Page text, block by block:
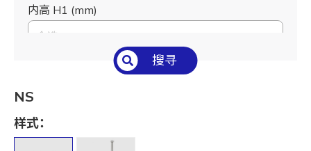
内高 H1 (mm)
全选
搜寻
NS
样式：